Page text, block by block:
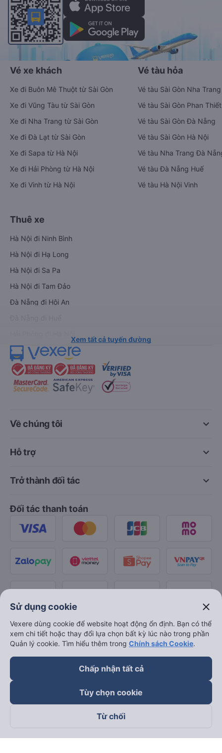
Vé xe khách
Xe đi Buôn Mê Thuột từ Sài Gòn
Xe đi Vũng Tàu từ Sài Gòn
Xe đi Nha Trang từ Sài Gòn
Xe đi Đà Lạt từ Sài Gòn
Xe đi Sapa từ Hà Nội
Xe đi Hải Phòng từ Hà Nội
Xe đi Vinh từ Hà Nội
Vé tàu hỏa
Vé tàu Sài Gòn Nha Trang
Vé tàu Sài Gòn Phan Thiết
Vé tàu Sài Gòn Đà Nẵng
Vé tàu Sài Gòn Hà Nội
Vé tàu Nha Trang Đà
Vé tàu Đà Nẵng Huế
Vé tàu Hà Nội Vinh
Thuê xe
Hà Nội đi Ninh Bình
Hà Nội đi Hạ Long
Hà Nội đi Sa Pa
Hà Nội đi Tam Đảo
Đà Nẵng đi Hội An
Xem tất cả tuyến đường
keyboard_arrow_down
Về chúng tôi
keyboard_arrow_down
Hỗ trợ
keyboard_arrow_down
Trở thành đối tác
Đối tác thanh toán
Theo dõi chúng tôi trên
Sử dụng cookie close
Vexere dùng cookie để website hoạt động ổn định. Bạn có thể
xem chi tiết hoặc thay đổi lựa chọn bất kỳ lúc nào trong phần
Quản lý cookie. Tìm hiểu thêm trong Chính sách Cookie.
Chấp nhận tất cả
Tùy chọn cookie
Từ chối